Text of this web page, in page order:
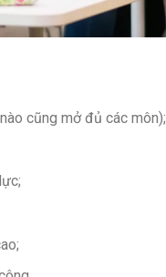
cũng mở đủ các môn);